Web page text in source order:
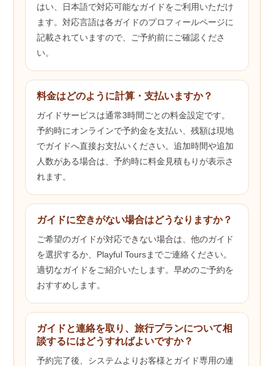
はい、日本語で対応可能なガイドをご利用いただけ
ます。対応言語は各ガイドのプロフィールページに
記載されていますので、ご予約前にご確認くださ
い。
料金はどのように計算・支払いますか？
ガイドサービスは通常3時間ごとの料金設定です。
予約時にオンラインで予約金を支払い、残額は現地
でガイドへ直接お支払いください。追加時間や追加
人数がある場合は、予約時に料金見積もりが表示さ
れます。
ガイドに空きがない場合はどうなりますか？
ご希望のガイドが対応できない場合は、他のガイド
を選択するか、Playful Toursまでご連絡ください。
適切なガイドをご紹介いたします。早めのご予約を
おすすめします。
ガイドと連絡を取り、旅行プランについて相
談するにはどうすればよいですか？
予約完了後、システムよりお客様とガイド専用の連